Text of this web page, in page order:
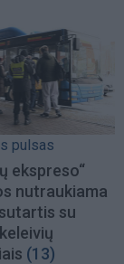
pulsas
ekspreso“
nutraukiama
su
(13)